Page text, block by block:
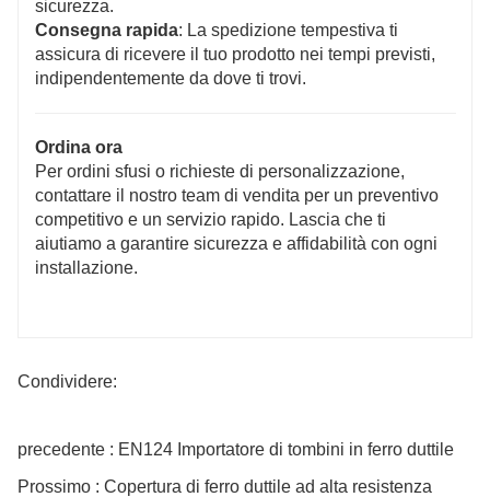
sicurezza.
Consegna rapida: La spedizione tempestiva ti
assicura di ricevere il tuo prodotto nei tempi previsti,
indipendentemente da dove ti trovi.
Ordina ora
Per ordini sfusi o richieste di personalizzazione,
contattare il nostro team di vendita per un preventivo
competitivo e un servizio rapido. Lascia che ti
aiutiamo a garantire sicurezza e affidabilità con ogni
installazione.
Condividere:
precedente : EN124 Importatore di tombini in ferro duttile
Prossimo : Copertura di ferro duttile ad alta resistenza